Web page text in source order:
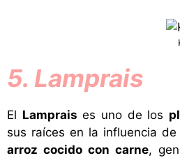
5. Lamprais
El Lamprais es uno de los
sus raíces en la influencia
arroz cocido con carne,